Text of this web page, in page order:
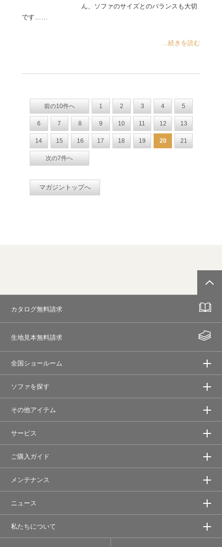
ん、ソファのサイズとのバランスも大切
です……
...続きを読む
前の10件へ 1 2 3 4 5
6 7 8 9 10 11 12 13
14 15 16 17 18 19 20 21
次の7件へ
マガジントップへ
カタログ無料請求
生地見本無料請求
全国ショールーム
ソファを探す
その他アイテム
サービス
ご購入ガイド
メンテナンス
ニュース
私たちについて